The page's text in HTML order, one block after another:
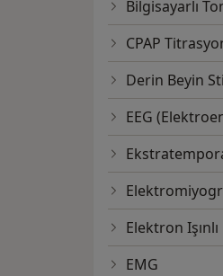
Bilgisayarlı
CPAP
Derin Beyin
EEG
Elektron
EMG